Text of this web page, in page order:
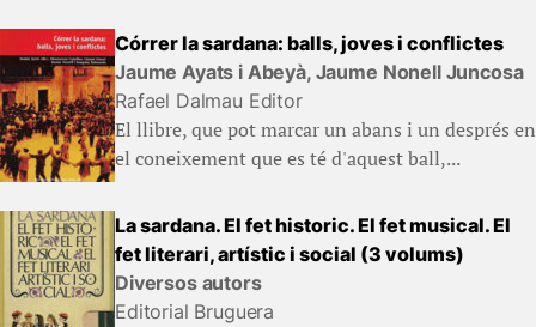
Córrer la sardana: balls, joves i conflictes
Jaume Ayats i Abeyà, Jaume Nonell Juncosa
Rafael Dalmau Editor
El llibre, que pot marcar un abans i un després en
el coneixement que es té d'aquest ball,...
La sardana. El fet historic. El fet musical. El
fet literari, artístic i social (3 volums)
Diversos autors
Editorial Bruguera